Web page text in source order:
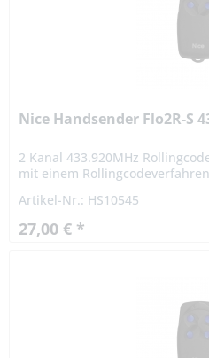
Nice Handsender Flo2R-S
2 Kanal 433.920MHz
mit einem
nach...
Artikel-Nr.: HS10545
27,00 € *